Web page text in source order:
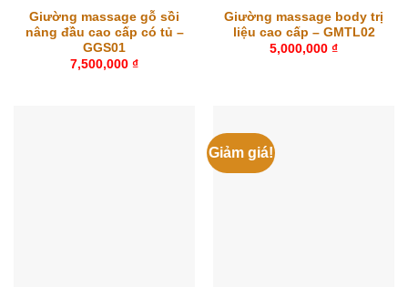
Giường massage gỗ sồi
nâng đầu cao cấp có tủ –
GGS01
7,500,000 ₫
Giường massage body trị
liệu cao cấp – GMTL02
5,000,000 ₫
Giảm giá!